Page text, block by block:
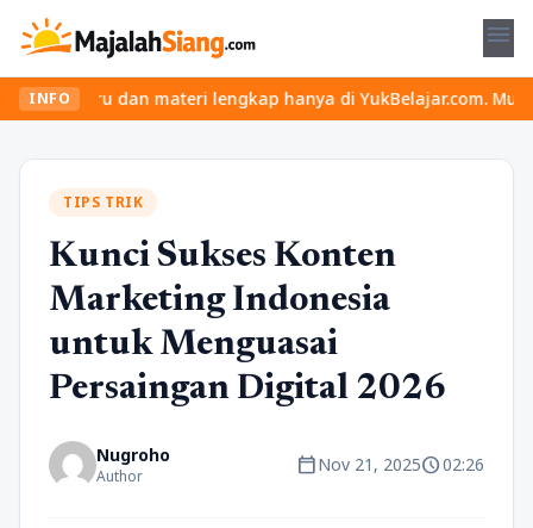
menu
INFO
dan materi lengkap hanya di YukBelajar.com. Mulai
TIPS TRIK
Kunci Sukses Konten
Marketing Indonesia
untuk Menguasai
Persaingan Digital 2026
Nugroho
Author calendar_todayNov 21, 2025schedule02:26